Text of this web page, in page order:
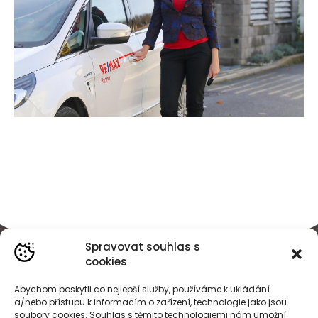
Spravovat souhlas s
cookies
Abychom poskytli co nejlepší služby, používáme k ukládání
a/nebo přístupu k informacím o zařízení, technologie jako jsou
soubory cookies. Souhlas s těmito technologiemi nám umožní